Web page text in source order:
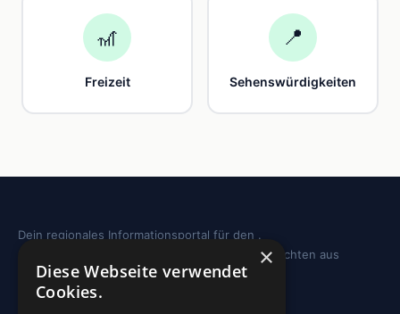
🎢
Freizeit
📍
Sehenswürdigkeiten
Dein regionales Informationsportal für den .
Sehenswürdigkeiten, Ausflugstipps und Geschichten aus
deiner Region.
×
Diese Webseite verwendet
Cookies.